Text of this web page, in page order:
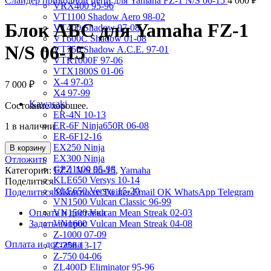
VRX400 95-96
VT1100 Shadow Aero 98-02
VT400 Shadow 97-08
VT600C Shadow 01-08
VT750 Shadow A.C.E. 97-01
VTR1000F 97-06
VTX1800S 01-06
X-4 97-03
X4 97-99
Kawasaki
ER-4N 10-13
ER-6F Ninja650R 06-08
ER-6F12-16
EX250 Ninja
EX300 Ninja
GPZ1100 95-98
KLE650 Versys 10-14
KLE650 Versys 15-20
VN1500 Vulcan Classic 96-99
VN1500 Vulcan Mean Streak 02-03
VN1600 Vulcan Mean Streak 04-08
Z-1000 07-09
Z-250 13-17
Z-750 04-06
ZL400D Eliminator 95-96
Блок АБС для Yamaha FZ-1
N/S 06-15
7 000 ₽
Состояние хорошее.
1 в наличии
В корзину
Отложить
Категории:FZ-1 N/S 06-15, Yamaha
Поделиться
Поделиться ВКонтакте Twitter Email OK WhatsApp Telegram
Оплата и доставка
Задать вопрос
Оплата и доставка